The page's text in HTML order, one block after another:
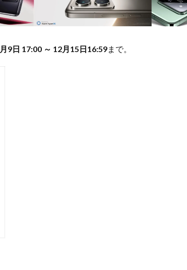
月9日 17:00 ～ 12月15日16:59まで。